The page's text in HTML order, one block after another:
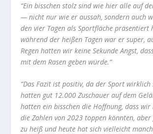
“Ein bisschen stolz sind wie hier alle auf
— nicht nur wie er aussah, sondern auch
den vier Tagen als Sportfläche
während der heißen Tagen war er super,
Regen hatten wir keine Sekunde Angst,
mit dem Rasen geben würde.”
“Das Fazit ist positiv, da der Sport
hatten gut 12.000 Zuschauer auf dem
hatten ein bisschen die Hoffnung, dass wir
die Zahlen von 2023 toppen könnten,
zu heiß und heute hat sich vielleicht